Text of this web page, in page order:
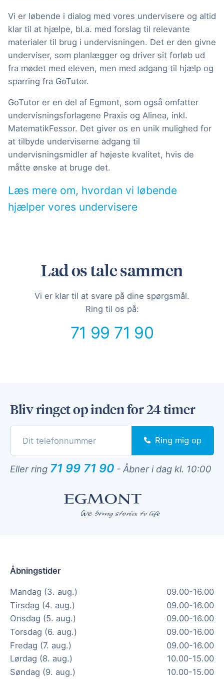
Vi er løbende i dialog med vores undervisere og altid
klar til at hjælpe, bl.a. med forslag til relevante
materialer til brug i undervisningen. Det er den givne
underviser, som planlægger og driver sit forløb ud
fra mødet med eleven, men med adgang til hjælp og
sparring fra GoTutor.
GoTutor er en del af Egmont, som også omfatter
undervisningsforlagene Praxis og Alinea, inkl.
MatematikFessor. Det giver os en unik mulighed for
at tilbyde underviserne adgang til
undervisningsmidler af højeste kvalitet, hvis de
måtte ønske at bruge det.
Læs mere om, hvordan vi løbende
hjælper vores undervisere
Lad os tale sammen
Vi er klar til at svare på dine spørgsmål.
Ring til os på:
71 99 71 90
Bliv ringet op inden for 24 timer
Ring mig op
Eller ring 71 99 71 90 - Åbner i dag kl. 10:00
Åbningstider
Mandag (3. aug.)
09.00-16.00
Tirsdag (4. aug.)
09.00-16.00
Onsdag (5. aug.)
09.00-16.00
Torsdag (6. aug.)
09.00-16.00
Fredag (7. aug.)
09.00-16.00
Lørdag (8. aug.)
10.00-15.00
Søndag (9. aug.)
10.00-15.00